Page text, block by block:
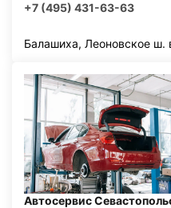
+7 (495) 431-63-63
Балашиха, Леоновское ш.
Автосервис